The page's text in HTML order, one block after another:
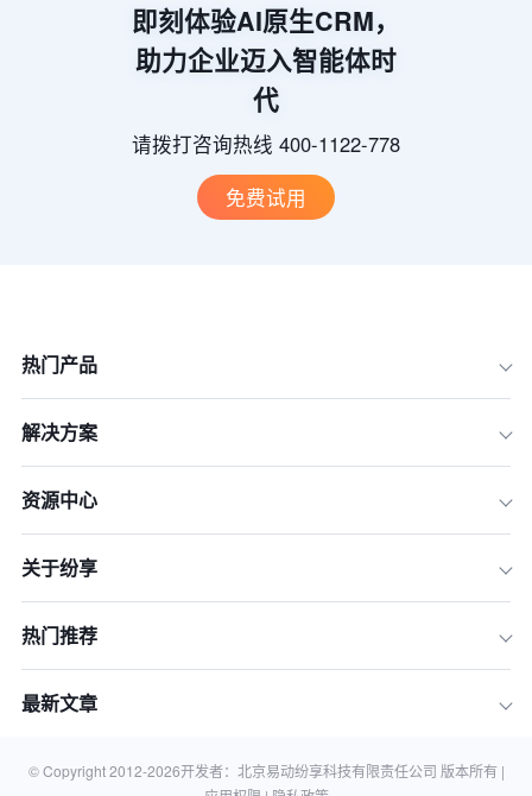
即刻体验AI原生CRM，
助力企业迈入智能体时
代
请拨打咨询热线 400-1122-778
免费试用
热门产品
解决方案
资源中心
关于纷享
热门推荐
最新文章
© Copyright 2012-2026开发者：北京易动纷享科技有限责任公司 版本所有 |